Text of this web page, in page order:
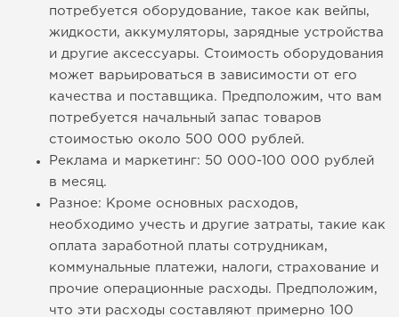
потребуется оборудование, такое как вейпы,
жидкости, аккумуляторы, зарядные устройства
и другие аксессуары. Стоимость оборудования
может варьироваться в зависимости от его
качества и поставщика. Предположим, что вам
потребуется начальный запас товаров
стоимостью около 500 000 рублей.
Реклама и маркетинг: 50 000-100 000 рублей
в месяц.
Разное: Кроме основных расходов,
необходимо учесть и другие затраты, такие как
оплата заработной платы сотрудникам,
коммунальные платежи, налоги, страхование и
прочие операционные расходы. Предположим,
что эти расходы составляют примерно 100